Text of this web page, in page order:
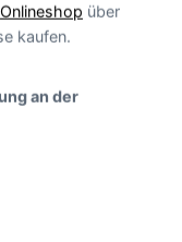
Onlineshop über
kaufen.
an der